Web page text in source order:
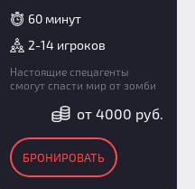
60 минут
2-14 игроков
Настоящие спецагенты
смогут спасти мир от зомби
от 4000 руб.
БРОНИРОВАТЬ